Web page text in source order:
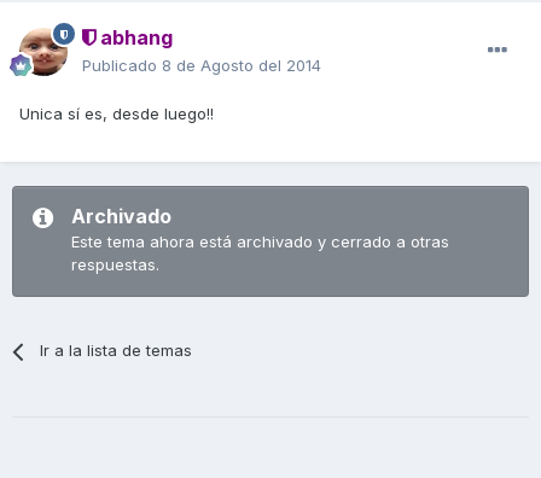
abhang
Publicado 8 de Agosto del 2014
Unica sí es, desde luego!!
Archivado
Este tema ahora está archivado y cerrado a otras
respuestas.
Ir a la lista de temas